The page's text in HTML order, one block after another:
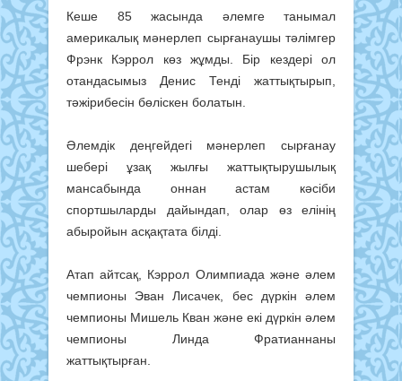
Кеше 85 жасында әлемге танымал
америкалық мәнерлеп сырғанаушы тәлімгер
Фрэнк Кэррол көз жұмды. Бір кездері ол
отандасымыз Денис Тенді жаттықтырып,
тәжірибесін бөліскен болатын.
Әлемдік деңгейдегі мәнерлеп сырғанау
шебері ұзақ жылғы жаттықтырушылық
мансабында оннан астам кәсіби
спортшыларды дайындап, олар өз елінің
абыройын асқақтата білді.
Атап айтсақ, Кэррол Олимпиада және әлем
чемпионы Эван Лисачек, бес дүркін әлем
чемпионы Мишель Кван және екі дүркін әлем
чемпионы Линда Фратианнаны
жаттықтырған.